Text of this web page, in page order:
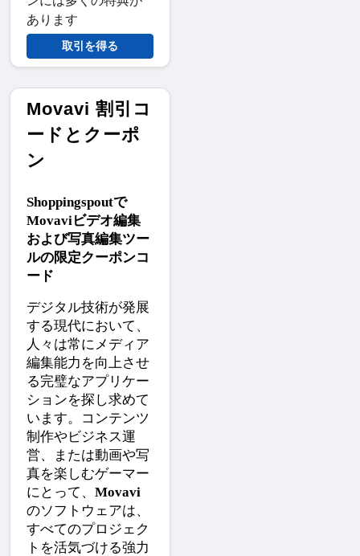
あります
取引を得る
Movavi 割引コ
ードとクーポ
ン
Shoppingspoutで
Movaviビデオ編集
および写真編集ツー
ルの限定クーポンコ
ード
デジタル技術が発展
する現代において、
人々は常にメディア
編集能力を向上させ
る完璧なアプリケー
ションを探し求めて
います。コンテンツ
制作やビジネス運
営、または動画や写
真を楽しむゲーマー
にとって、 Movavi
のソフトウェアは、
すべてのプロジェク
トを活気づける強力